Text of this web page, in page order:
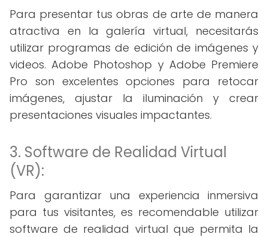
Para presentar tus obras de arte de manera
atractiva en la galería virtual, necesitarás
utilizar programas de edición de imágenes y
videos. Adobe Photoshop y Adobe Premiere
Pro son excelentes opciones para retocar
imágenes, ajustar la iluminación y crear
presentaciones visuales impactantes.
3. Software de Realidad Virtual
(VR):
Para garantizar una experiencia inmersiva
para tus visitantes, es recomendable utilizar
software de realidad virtual que permita la